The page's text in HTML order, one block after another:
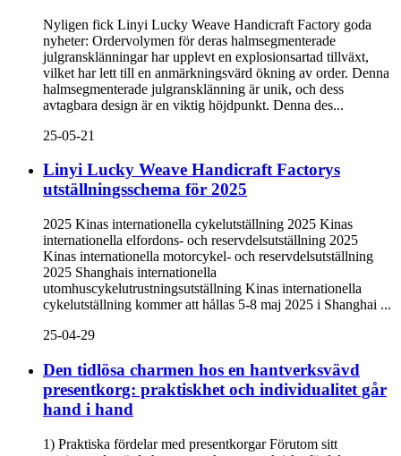
Nyligen fick Linyi Lucky Weave Handicraft Factory goda
nyheter: Ordervolymen för deras halmsegmenterade
julgransklänningar har upplevt en explosionsartad tillväxt,
vilket har lett till en anmärkningsvärd ökning av order. Denna
halmsegmenterade julgransklänning är unik, och dess
avtagbara design är en viktig höjdpunkt. Denna des...
25-05-21
Linyi Lucky Weave Handicraft Factorys
utställningsschema för 2025
2025 Kinas internationella cykelutställning 2025 Kinas
internationella elfordons- och reservdelsutställning 2025
Kinas internationella motorcykel- och reservdelsutställning
2025 Shanghais internationella
utomhuscykelutrustningsutställning Kinas internationella
cykelutställning kommer att hållas 5-8 maj 2025 i Shanghai ...
25-04-29
Den tidlösa charmen hos en hantverksvävd
presentkorg: praktiskhet och individualitet går
hand i hand
1) Praktiska fördelar med presentkorgar Förutom sitt